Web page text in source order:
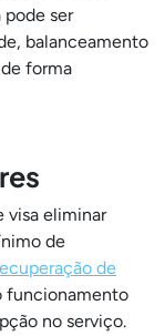
ser
balanceamento
forma
visa eliminar
de
de
funcionamento
no serviço.